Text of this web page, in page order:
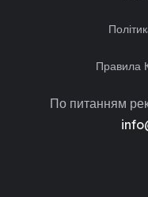
Правила
По питанням